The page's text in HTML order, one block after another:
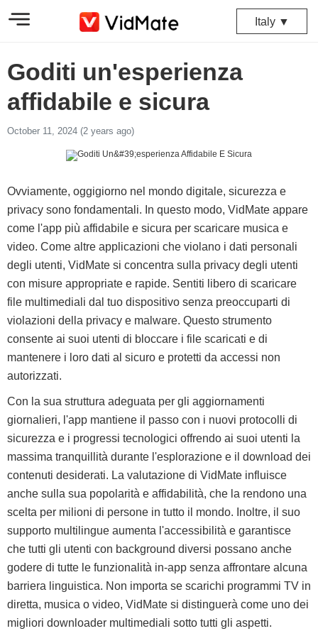
Italy ▼
Goditi un'esperienza
affidabile e sicura
October 11, 2024 (2 years ago)
Ovviamente, oggigiorno nel mondo digitale, sicurezza e
privacy sono fondamentali. In questo modo, VidMate appare
come l'app più affidabile e sicura per scaricare musica e
video. Come altre applicazioni che violano i dati personali
degli utenti, VidMate si concentra sulla privacy degli utenti
con misure appropriate e rapide. Sentiti libero di scaricare
file multimediali dal tuo dispositivo senza preoccuparti di
violazioni della privacy e malware. Questo strumento
consente ai suoi utenti di bloccare i file scaricati e di
mantenere i loro dati al sicuro e protetti da accessi non
autorizzati.
Con la sua struttura adeguata per gli aggiornamenti
giornalieri, l'app mantiene il passo con i nuovi protocolli di
sicurezza e i progressi tecnologici offrendo ai suoi utenti la
massima tranquillità durante l'esplorazione e il download dei
contenuti desiderati. La valutazione di VidMate influisce
anche sulla sua popolarità e affidabilità, che la rendono una
scelta per milioni di persone in tutto il mondo. Inoltre, il suo
supporto multilingue aumenta l'accessibilità e garantisce
che tutti gli utenti con background diversi possano anche
godere di tutte le funzionalità in-app senza affrontare alcuna
barriera linguistica. Non importa se scarichi programmi TV in
diretta, musica o video, VidMate si distinguerà come uno dei
migliori downloader multimediali sotto tutti gli aspetti.